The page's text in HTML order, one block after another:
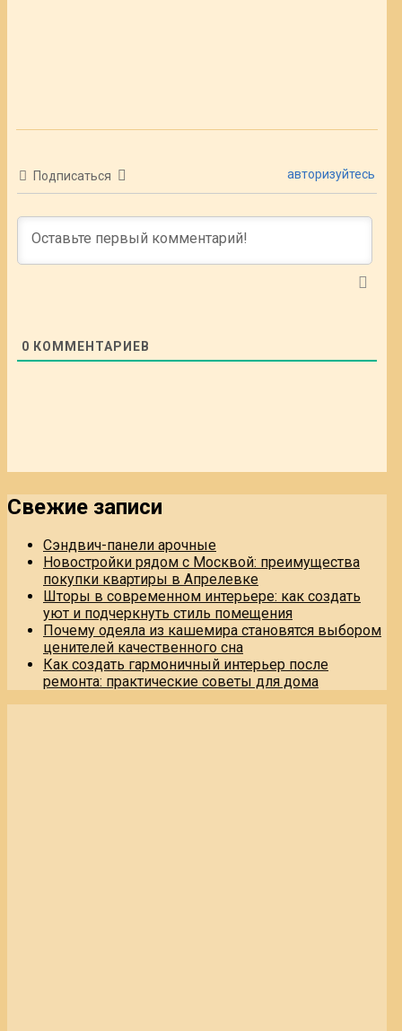
Подписаться авторизуйтесь
0 КОММЕНТАРИЕВ
Свежие записи
Сэндвич-панели арочные
Новостройки рядом с Москвой: преимущества
покупки квартиры в Апрелевке
Шторы в современном интерьере: как создать
уют и подчеркнуть стиль помещения
Почему одеяла из кашемира становятся выбором
ценителей качественного сна
Как создать гармоничный интерьер после
ремонта: практические советы для дома